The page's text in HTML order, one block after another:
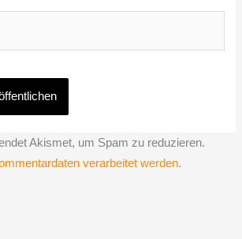
Akismet, um Spam zu reduzieren.
verarbeitet werden.